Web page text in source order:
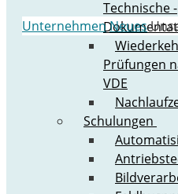
Technische ­
Prüfungen
VDE
Schulungen
UnternehmenNeues